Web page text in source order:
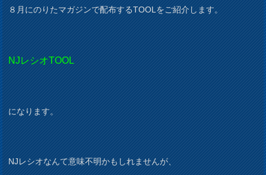
８月にのりたマガジンで配布するTOOLをご紹介します。
NJレシオTOOL
になります。
NJレシオなんて意味不明かもしれませんが、